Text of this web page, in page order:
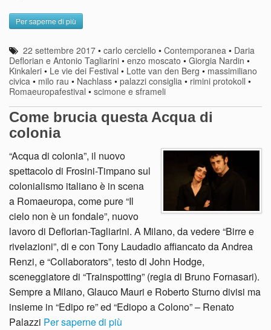
Per saperne di più
22 settembre 2017 •carlo cerciello •Contemporanea • Daria
Deflorian e Antonio Tagliarini • enzo moscato • Giorgia Nardin •
Kinkaleri • Le vie dei Festival • Lotte van den Berg • massimiliano
civica • milo rau • Nachlass • palazzi consiglia • rimini protokoll •
Romaeuropafestival • scimone e sframeli
Come brucia questa Acqua di
colonia
“Acqua di colonia”, il nuovo
spettacolo di Frosini-Timpano sul
colonialismo italiano è in scena
a Romaeuropa, come pure “Il
cielo non è un fondale”, nuovo
lavoro di Deflorian-Tagliarini. A Milano, da vedere “Birre e
rivelazioni”, di e con Tony Laudadio affiancato da Andrea
Renzi, e “Collaborators”, testo di John Hodge,
sceneggiatore di “Trainspotting” (regia di Bruno Fornasari).
Sempre a Milano, Glauco Mauri e Roberto Sturno divisi ma
insieme in “Edipo re” ed “Ediopo a Colono” – Renato
Palazzi Per saperne di più